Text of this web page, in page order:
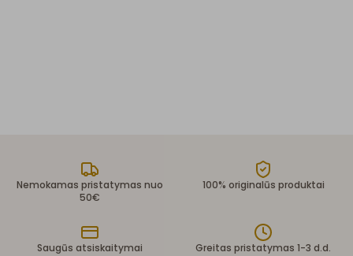
Nemokamas pristatymas nuo
50€
100% originalūs produktai
Saugūs atsiskaitymai Greitas pristatymas 1-3 d.d.